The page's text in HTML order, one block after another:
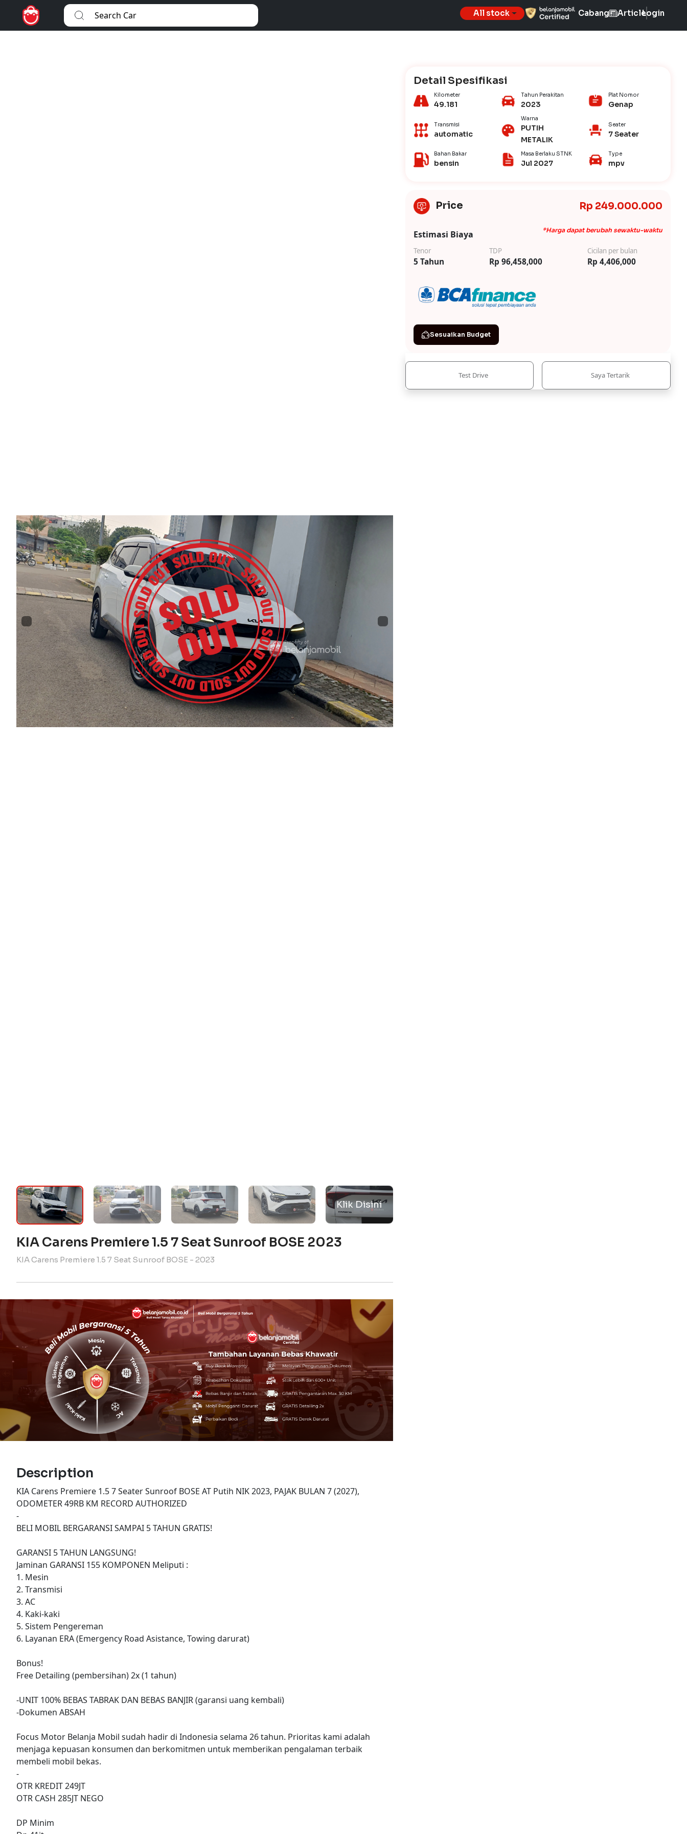
All stock Cabang ArticleLogin
KIA Carens Premiere 1.5 7 Seat Sunroof BOSE 2023
KIA Carens Premiere 1.5 7 Seat Sunroof BOSE - 2023
Description
KIA Carens Premiere 1.5 7 Seater Sunroof BOSE AT Putih NIK 2023, PAJAK BULAN 7 (2027),
ODOMETER 49RB KM RECORD AUTHORIZED
-
BELI MOBIL BERGARANSI SAMPAI 5 TAHUN GRATIS!
GARANSI 5 TAHUN LANGSUNG!
Jaminan GARANSI 155 KOMPONEN Meliputi :
1. Mesin
2. Transmisi
3. AC
4. Kaki-kaki
5. Sistem Pengereman
6. Layanan ERA (Emergency Road Asistance, Towing darurat)
Bonus!
Free Detailing (pembersihan) 2x (1 tahun)
-UNIT 100% BEBAS TABRAK DAN BEBAS BANJIR (garansi uang kembali)
-Dokumen ABSAH
Focus Motor Belanja Mobil sudah hadir di Indonesia selama 26 tahun. Prioritas kami adalah
menjaga kepuasan konsumen dan berkomitmen untuk memberikan pengalaman terbaik
membeli mobil bekas.
-
OTR KREDIT 249JT
OTR CASH 285JT NEGO
DP Minim
Detail Spesifikasi
Kilometer
49.181
Tahun Perakitan
2023
Plat Nomor
Genap
Transmisi
automatic
Warna
PUTIH
METALIK
Seater
7 Seater
Bahan Bakar
bensin
Masa Berlaku STNK
Jul 2027
Type
mpv
Price Rp 249.000.000
Estimasi Biaya *Harga dapat berubah sewaktu-waktu
Tenor
5 Tahun
TDP
Rp 96,458,000
Cicilan per bulan
Rp 4,406,000
Sesuaikan Budget
Test Drive Saya Tertarik